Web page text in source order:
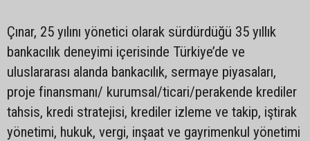
Çınar, 25 yılını yönetici olarak sürdürdüğü 35 yıllık
bankacılık deneyimi içerisinde Türkiye’de ve
uluslararası alanda bankacılık, sermaye piyasaları,
proje finansmanı/ kurumsal/ticari/perakende krediler
tahsis, kredi stratejisi, krediler izleme ve takip, iştirak
yönetimi, hukuk, vergi, inşaat ve gayrimenkul yönetimi